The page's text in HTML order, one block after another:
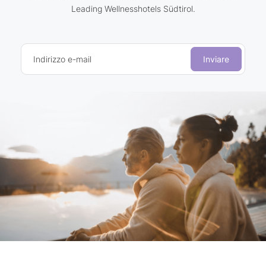
Leading Wellnesshotels Südtirol.
Indirizzo e-mail Inviare